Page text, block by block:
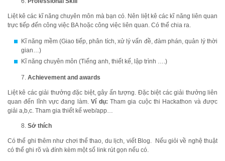
Liệt kê các kĩ năng chuyên môn mà bạn có. Nên liệt kê các kĩ năng liên quan
trực tiếp đến công việc BA hoặc công việc liên quan. Có thể chia ra.
Kĩ năng mềm (Giao tiếp, phân tích, xử lý vấn đề, đàm phán, quản lý thời
gian…)
Kĩ năng chuyên môn (Tiếng anh, thiết kế, lập trình ….)
Achievement and awards
Liệt kê các giải thưởng đặc biệt, gây ấn tượng. Đặc biệt các giải thưởng liên
quan đến lĩnh vực đang làm.Ví dụ: Tham gia cuộc thi Hackathon và được
giải a,b,c. Tham gia thiết kế web/app…
Sở thích
Có thể ghi thêm như chơi thể thao, du lịch, viết Blog. Nếu giỏi về nghệ thuật
có thể ghi rõ và đính kèm một số link rút gọn nếu có.